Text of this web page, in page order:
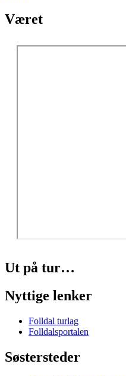
Været
Ut på tur…
Nyttige lenker
Folldal turlag
Folldalsportalen
Søstersteder